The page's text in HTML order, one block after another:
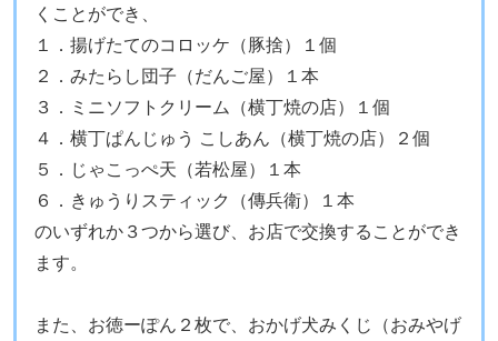
くことができ、
１．揚げたてのコロッケ（豚捨）１個
２．みたらし団子（だんご屋）１本
３．ミニソフトクリーム（横丁焼の店）１個
４．横丁ぱんじゅう こしあん（横丁焼の店）２個
５．じゃこっぺ天（若松屋）１本
６．きゅうりスティック（傳兵衛）１本
のいずれか３つから選び、お店で交換することができ
ます。
また、お徳ーぽん２枚で、おかげ犬みくじ（おみやげ